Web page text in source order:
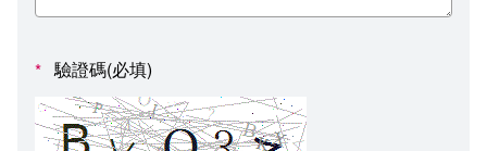
人事室
諮詢信箱進度查詢
* 驗證碼(必填)